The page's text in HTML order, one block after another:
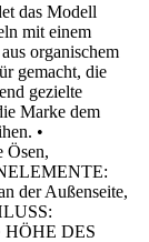
das Modell
mit einem
organischem
gemacht, die
gezielte
Marke dem
•
Ösen,
der Außenseite,
HÖHE DES